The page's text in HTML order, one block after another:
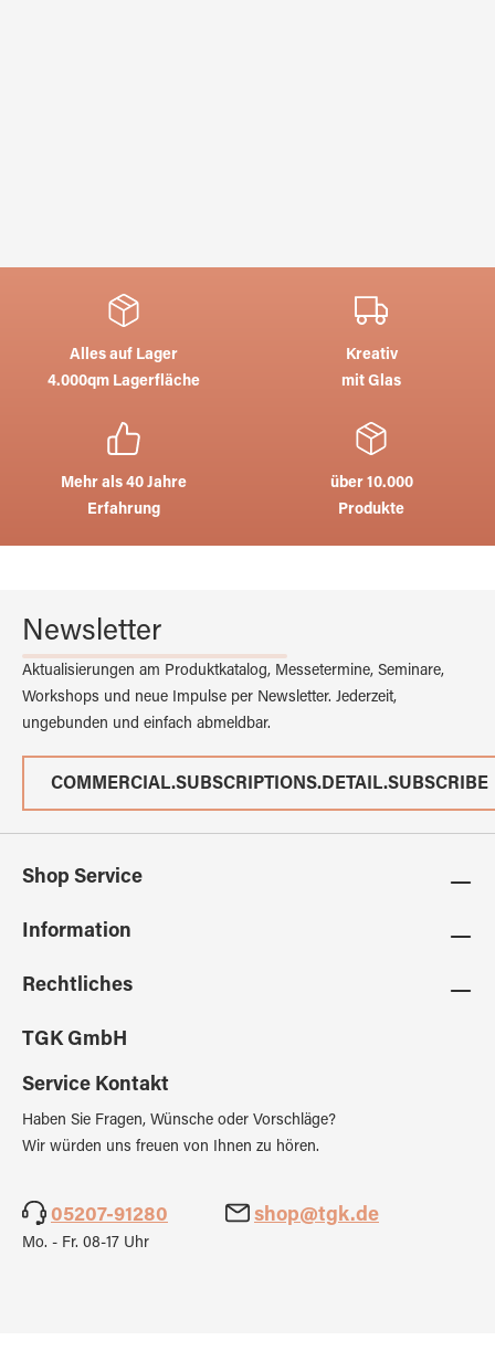
Alles auf Lager
4.000qm Lagerfläche
Kreativ
mit Glas
Mehr als 40 Jahre
Erfahrung
über 10.000
Produkte
Newsletter
Aktualisierungen am Produktkatalog, Messetermine, Seminare,
Workshops und neue Impulse per Newsletter. Jederzeit,
ungebunden und einfach abmeldbar.
COMMERCIAL.SUBSCRIPTIONS.DETAIL.SUBSCRIBE
Shop Service
Information
Rechtliches
TGK GmbH
Service Kontakt
Haben Sie Fragen, Wünsche oder Vorschläge?
Wir würden uns freuen von Ihnen zu hören.
05207-91280 shop@tgk.de
Mo. - Fr. 08-17 Uhr